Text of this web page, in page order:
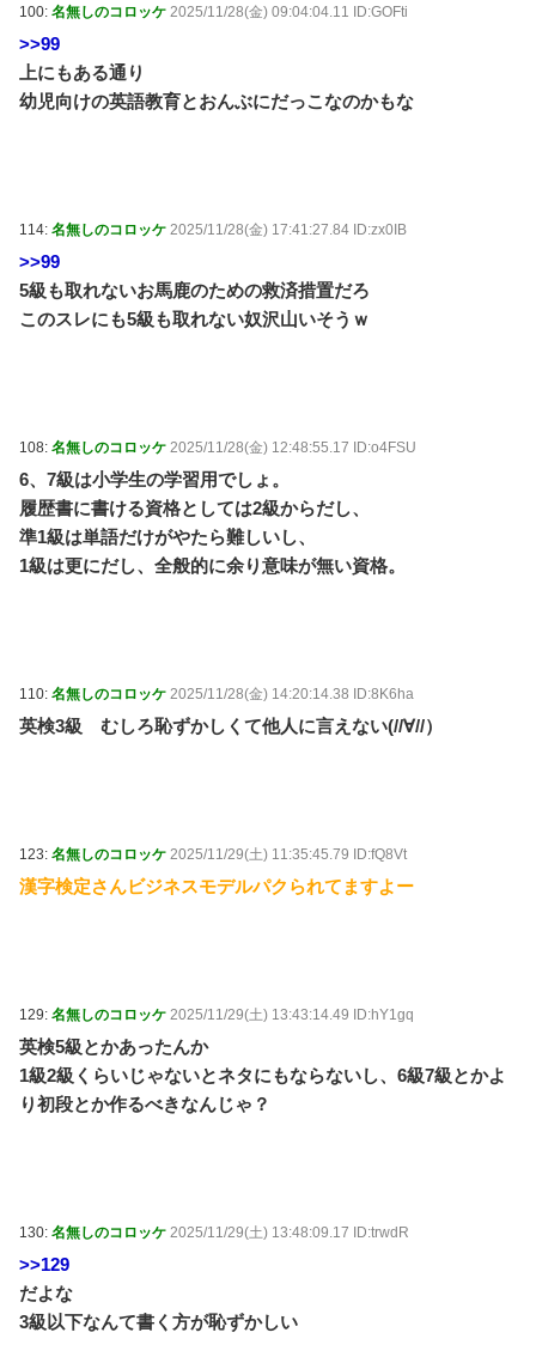
100: 名無しのコロッケ 2025/11/28(金) 09:04:04.11 ID:GOFti
>>99
上にもある通り
幼児向けの英語教育とおんぶにだっこなのかもな
114: 名無しのコロッケ 2025/11/28(金) 17:41:27.84 ID:zx0IB
>>99
5級も取れないお馬鹿のための救済措置だろ
このスレにも5級も取れない奴沢山いそうｗ
108: 名無しのコロッケ 2025/11/28(金) 12:48:55.17 ID:o4FSU
6、7級は小学生の学習用でしょ。
履歴書に書ける資格としては2級からだし、
準1級は単語だけがやたら難しいし、
1級は更にだし、全般的に余り意味が無い資格。
110: 名無しのコロッケ 2025/11/28(金) 14:20:14.38 ID:8K6ha
英検3級 むしろ恥ずかしくて他人に言えない(//∀//）
123: 名無しのコロッケ 2025/11/29(土) 11:35:45.79 ID:fQ8Vt
漢字検定さんビジネスモデルパクられてますよー
129: 名無しのコロッケ 2025/11/29(土) 13:43:14.49 ID:hY1gq
英検5級とかあったんか
1級2級くらいじゃないとネタにもならないし、6級7級とかよ
り初段とか作るべきなんじゃ？
130: 名無しのコロッケ 2025/11/29(土) 13:48:09.17 ID:trwdR
>>129
だよな
3級以下なんて書く方が恥ずかしい